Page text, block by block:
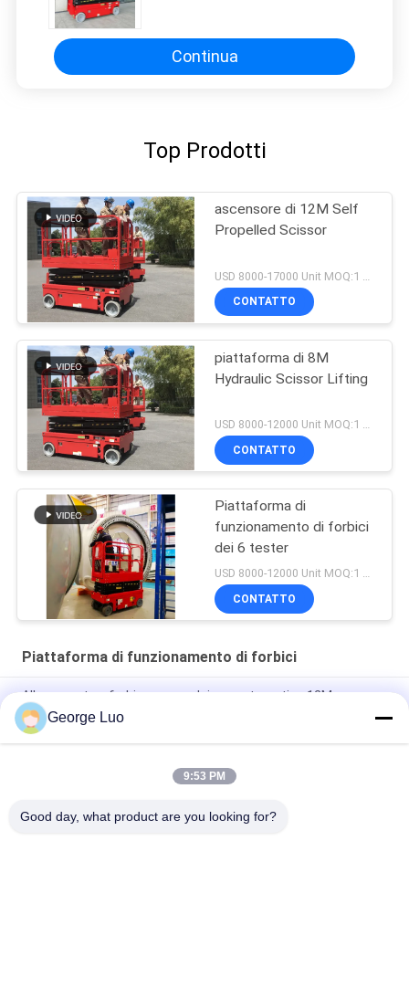
Continua
Top Prodotti
ascensore di 12M Self
Propelled Scissor
CONTATTO
piattaforma di 8M
Hydraulic Scissor Lifting
USD 8000-12000 Unit MOQ:1 unità
CONTATTO
Piattaforma di
funzionamento di forbici
dei 6 tester
USD 8000-12000 Unit MOQ:1 unità
CONTATTO
Piattaforma di funzionamento di forbici
Allevamento a forbice a propulsione automatica 12M
Piattaforma di funzionamento allungabile di forbici 380kg di
8m
Piattaforma di lavoro aereo mobile automotrice del compatto
George Luo
9:53 PM
Good day, what product are you looking for?